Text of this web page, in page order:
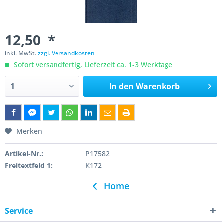
12,50 *
inkl. MwSt.zzgl. Versandkosten
Sofort versandfertig, Lieferzeit ca. 1-3 Werktage
In den Warenkorb
Merken
Artikel-Nr.:
P17582
Freitextfeld 1:
K172
Home
Service